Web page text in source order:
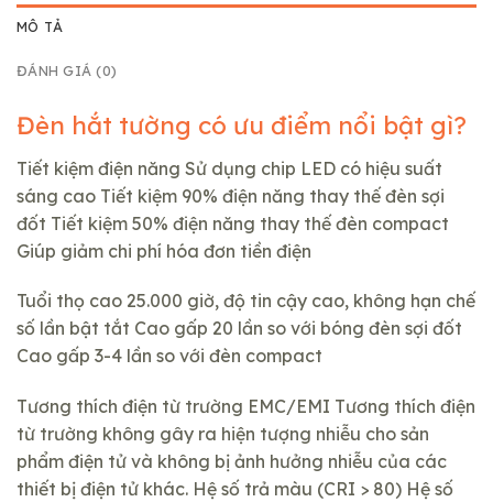
MÔ TẢ
ĐÁNH GIÁ (0)
Đèn hắt tường có ưu điểm nổi bật gì?
Tiết kiệm điện năng Sử dụng chip LED có hiệu suất
sáng cao Tiết kiệm 90% điện năng thay thế đèn sợi
đốt Tiết kiệm 50% điện năng thay thế đèn compact
Giúp giảm chi phí hóa đơn tiền điện
Tuổi thọ cao 25.000 giờ, độ tin cậy cao, không hạn chế
số lần bật tắt Cao gấp 20 lần so với bóng đèn sợi đốt
Cao gấp 3-4 lần so với đèn compact
Tương thích điện từ trường EMC/EMI Tương thích điện
từ trường không gây ra hiện tượng nhiễu cho sản
phẩm điện tử và không bị ảnh hưởng nhiễu của các
thiết bị điện tử khác. Hệ số trả màu (CRI > 80) Hệ số